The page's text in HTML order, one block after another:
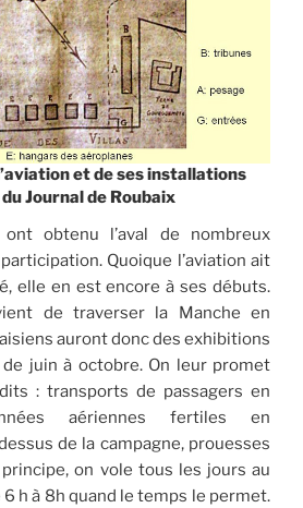
et de ses installations
Journal de Roubaix
obtenu l’aval de nombreux
Quoique l’aviation ait
elle en est encore à ses débuts.
de traverser la Manche en
auront donc des exhibitions
juin à octobre. On leur promet
: transports de passagers en
aériennes fertiles en
de la campagne, prouesses
on vole tous les jours au
6 h à 8h quand le temps le permet.